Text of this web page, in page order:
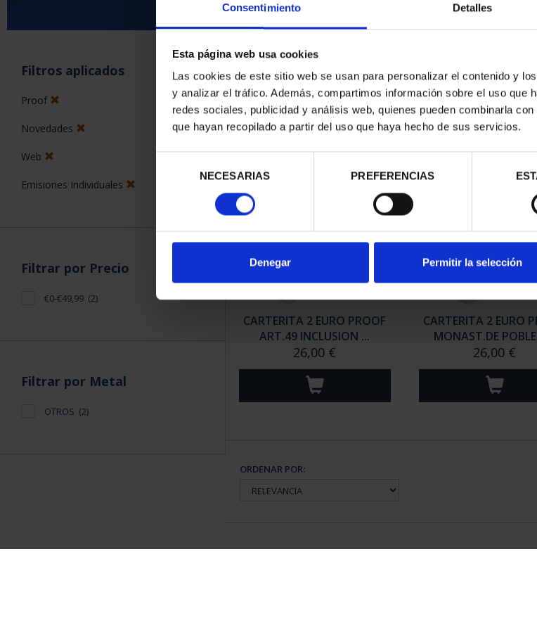
Consentimiento Detalles
Esta página web usa cookies
Las cookies de este sitio web se usan para personalizar el contenido y
y analizar el tráfico. Además, compartimos información sobre el uso que
redes sociales, publicidad y análisis web, quienes pueden combinarla
que hayan recopilado a partir del uso que haya hecho de sus servicios.
consentimiento
NECESARIAS PREFERENCIAS
Denegar Permitir la selección
Filtros aplicados
Proof
Novedades
Web
Emisiones Individuales
Filtrar por Precio
€0-€49,99 (2)
Filtrar por Metal
OTROS (2)
ORDENAR POR:
2 Productos encontrados
CARTERITA 2 EURO PROOF
ART.49 INCLUSION ...
26,00 €
CARTERITA 2 EURO
MONAST.DE
26,00 €
ORDENAR POR: